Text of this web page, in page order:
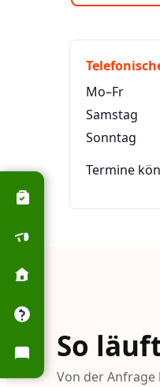
Mo–Fr
Samstag
Sonntag
Termine
So
Von der Anfrage